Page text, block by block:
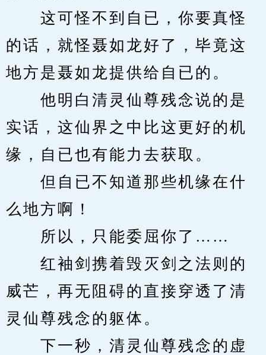
这可怪不到自已，你要真怪
的话，就怪聂如龙好了，毕竟这
地方是聂如龙提供给自已的。
他明白清灵仙尊残念说的是
实话，这仙界之中比这更好的机
缘，自已也有能力去获取。
但自已不知道那些机缘在什
么地方啊！
所以，只能委屈你了……
红袖剑携着毁灭剑之法则的
威芒，再无阻碍的直接穿透了清
灵仙尊残念的躯体。
下一秒，清灵仙尊残念的虚